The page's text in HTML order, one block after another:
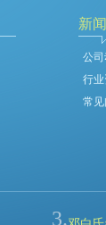
新
公
行
常见
3.